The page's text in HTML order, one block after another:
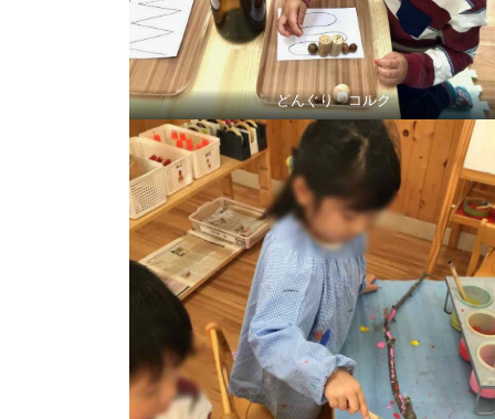
どんぐり コルク